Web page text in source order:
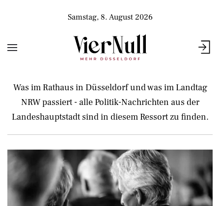
Samstag, 8. August 2026
Was im Rathaus in Düsseldorf und was im Landtag
NRW passiert - alle Politik-Nachrichten aus der
Landeshauptstadt sind in diesem Ressort zu finden.